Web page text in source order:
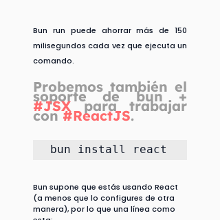
Bun run puede ahorrar más de 150
milisegundos cada vez que ejecuta un
comando.
Probemos también el
#JSX para trabajar
con #ReactJS.
bun install react
Bun supone que estás usando React
(a menos que lo configures de otra
manera), por lo que una línea como